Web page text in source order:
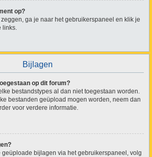
op?
ga je naar het gebruikerspaneel en klik je
links.
Bijlagen
op dit forum?
bestandstypes al dan niet toegestaan worden.
bestanden geüpload mogen worden, neem dan
voor verdere informatie.
geüploade bijlagen via het gebruikerspaneel, volg